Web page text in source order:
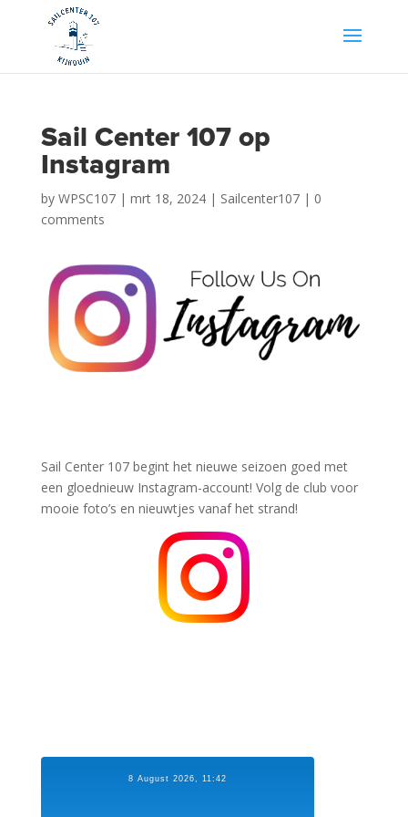
Sail Center 107 op
Instagram
by WPSC107| mrt 18, 2024| Sailcenter107| 0
comments
Sail Center 107 begint het nieuwe seizoen goed met
een gloednieuw Instagram-account! Volg de club voor
mooie foto’s en nieuwtjes vanaf het strand!
8 August 2026, 11:42